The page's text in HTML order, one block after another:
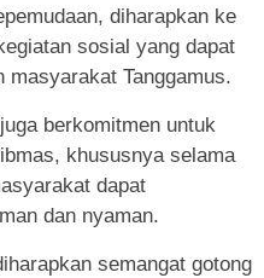
diharapkan ke
sosial yang dapat
masyarakat Tanggamus.
berkomitmen untuk
khususnya selama
dapat
dan nyaman.
semangat gotong